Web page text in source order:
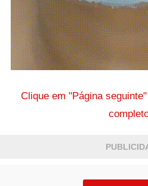
Clique em "Página
completo